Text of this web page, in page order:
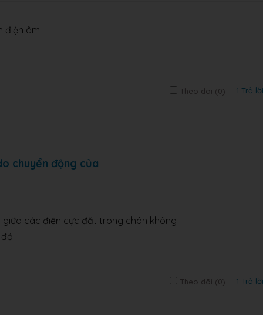
điện âm
Theo dõi (0) 1 Trả lời
chuyển động của
các điện cực đặt trong chân không
Theo dõi (0) 1 Trả lời